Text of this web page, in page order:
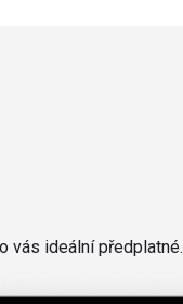
vás ideální předplatné.